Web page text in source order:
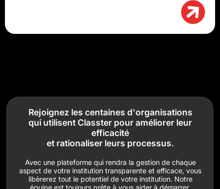
Rejoignez les centaines d'organisations
qui utilisent Classter pour améliorer leur
efficacité
et rationaliser leurs processus.
Avec une plateforme qui rendra la gestion de chaque
aspect de votre institution transparente et efficace, vous
libèrerez tout le potentiel de votre institution. Notre